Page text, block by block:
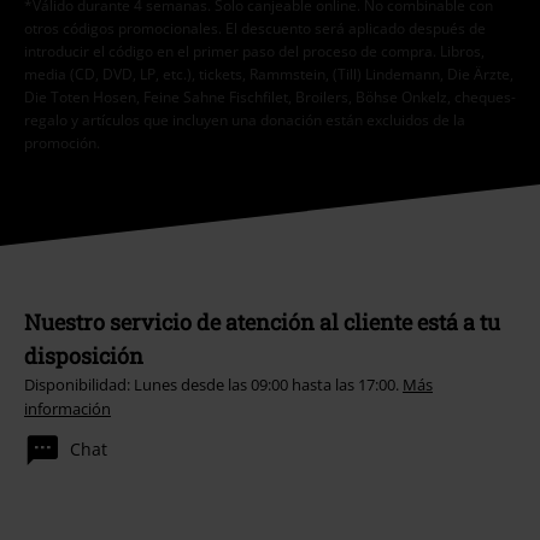
*Válido durante 4 semanas. Solo canjeable online. No combinable con
otros códigos promocionales. El descuento será aplicado después de
introducir el código en el primer paso del proceso de compra. Libros,
media (CD, DVD, LP, etc.), tickets, Rammstein, (Till) Lindemann, Die Ärzte,
Die Toten Hosen, Feine Sahne Fischfilet, Broilers, Böhse Onkelz, cheques-
regalo y artículos que incluyen una donación están excluidos de la
promoción.
Nuestro servicio de atención al cliente está a tu
disposición
Disponibilidad: Lunes desde las 09:00 hasta las 17:00. Más
información
Chat